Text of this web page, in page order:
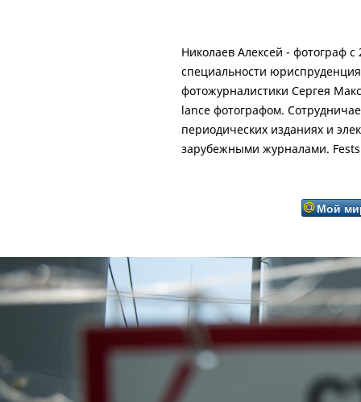
Николаев Алексей - фотограф
специальности юриспруденция
фотожурналистики Сергея
lance фотографом.
периодических изданиях и
зарубежными журналами.
Мой